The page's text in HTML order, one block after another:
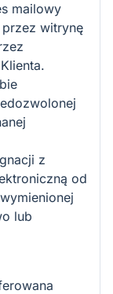
mailowy
witrynę
z
od
lub